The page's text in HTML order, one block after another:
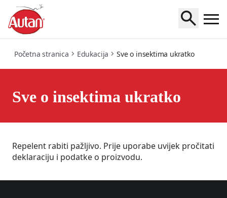
insects-101
Početna stranica Edukacija Sve o insektima ukratko
Sve o insektima ukratko
Repelent rabiti pažljivo. Prije uporabe uvijek pročitati
deklaraciju i podatke o proizvodu.